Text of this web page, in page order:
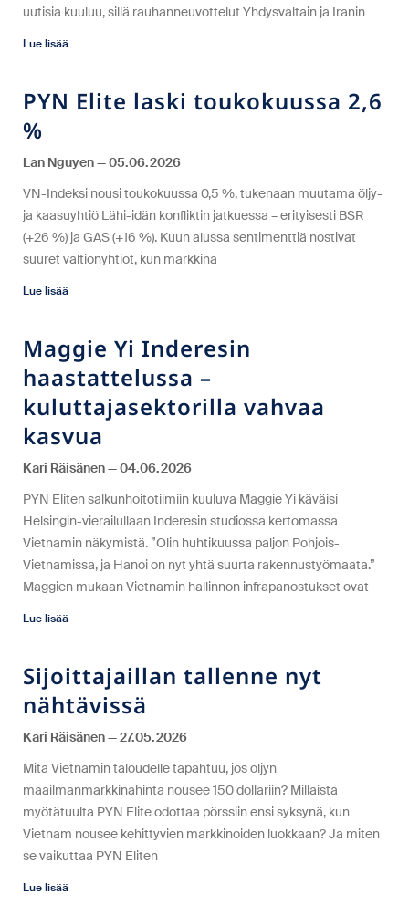
uutisia kuuluu, sillä rauhanneuvottelut Yhdysvaltain ja Iranin
Lue lisää
PYN Elite laski toukokuussa 2,6
%
Lan Nguyen
05.06.2026
VN-Indeksi nousi toukokuussa 0,5 %, tukenaan muutama öljy-
ja kaasuyhtiö Lähi-idän konfliktin jatkuessa – erityisesti BSR
(+26 %) ja GAS (+16 %). Kuun alussa sentimenttiä nostivat
suuret valtionyhtiöt, kun markkina
Lue lisää
Maggie Yi Inderesin
haastattelussa –
kuluttajasektorilla vahvaa
kasvua
Kari Räisänen
04.06.2026
PYN Eliten salkunhoitotiimiin kuuluva Maggie Yi käväisi
Helsingin-vierailullaan Inderesin studiossa kertomassa
Vietnamin näkymistä. ”Olin huhtikuussa paljon Pohjois-
Vietnamissa, ja Hanoi on nyt yhtä suurta rakennustyömaata.”
Maggien mukaan Vietnamin hallinnon infrapanostukset ovat
Lue lisää
Sijoittajaillan tallenne nyt
nähtävissä
Kari Räisänen
27.05.2026
Mitä Vietnamin taloudelle tapahtuu, jos öljyn
maailmanmarkkinahinta nousee 150 dollariin? Millaista
myötätuulta PYN Elite odottaa pörssiin ensi syksynä, kun
Vietnam nousee kehittyvien markkinoiden luokkaan? Ja miten
se vaikuttaa PYN Eliten
Lue lisää